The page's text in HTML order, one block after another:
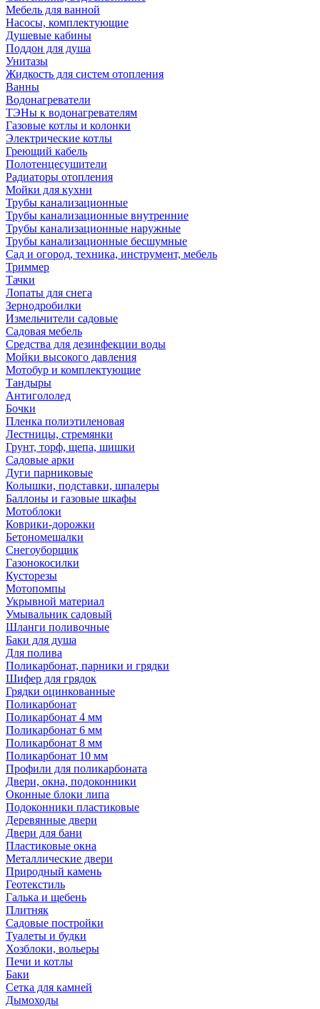
Мебель для ванной
Насосы, комплектующие
Душевые кабины
Поддон для душа
Унитазы
Жидкость для систем отопления
Ванны
Водонагреватели
ТЭНы к водонагревателям
Газовые котлы и колонки
Электрические котлы
Греющий кабель
Полотенцесушители
Радиаторы отопления
Мойки для кухни
Трубы канализационные
Трубы канализационные внутренние
Трубы канализационные наружные
Трубы канализационные бесшумные
Сад и огород, техника, инструмент, мебель
Триммер
Тачки
Лопаты для снега
Зернодробилки
Измельчители садовые
Садовая мебель
Средства для дезинфекции воды
Мойки высокого давления
Мотобур и комплектующие
Тандыры
Антигололед
Бочки
Пленка полиэтиленовая
Лестницы, стремянки
Грунт, торф, щепа, шишки
Садовые арки
Дуги парниковые
Колышки, подставки, шпалеры
Баллоны и газовые шкафы
Мотоблоки
Коврики-дорожки
Бетономешалки
Снегоуборщик
Газонокосилки
Кусторезы
Мотопомпы
Укрывной материал
Умывальник садовый
Шланги поливочные
Баки для душа
Для полива
Поликарбонат, парники и грядки
Шифер для грядок
Грядки оцинкованные
Поликарбонат
Поликарбонат 4 мм
Поликарбонат 6 мм
Поликарбонат 8 мм
Поликарбонат 10 мм
Профили для поликарбоната
Двери, окна, подоконники
Оконные блоки липа
Подоконники пластиковые
Деревянные двери
Двери для бани
Пластиковые окна
Металлические двери
Природный камень
Геотекстиль
Галька и щебень
Плитняк
Садовые постройки
Туалеты и будки
Хозблоки, вольеры
Печи и котлы
Баки
Сетка для камней
Дымоходы